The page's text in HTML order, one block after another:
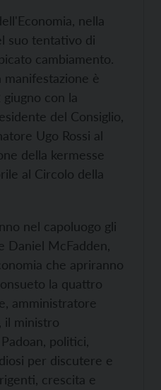
nella
suo tentativo di
cambiamento.
manifestazione è
con la
del Consiglio,
Ugo Rossi al
della kermesse
al Circolo della
nel capoluogo gli
Daniel McFadden,
che apriranno
la quattro
amministratore
il ministro
politici,
per discutere e
crescita e